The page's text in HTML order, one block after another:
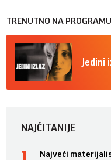
TRENUTNO NA PROGRAMU
Jedini
NAJČITANIJE
Najveći